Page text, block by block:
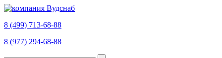
8 (499) 713-68-88
8 (977) 294-68-88